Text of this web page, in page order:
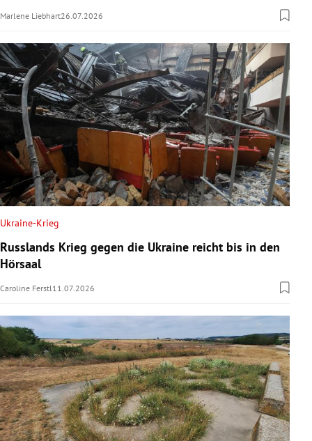
Marlene Liebhart26.07.2026
Ukraine-Krieg
Russlands Krieg gegen die Ukraine reicht bis in den
Hörsaal
Caroline Ferstl 11.07.2026